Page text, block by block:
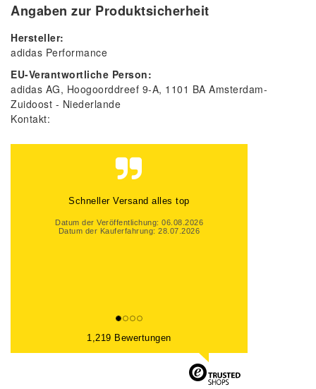
Angaben zur Produktsicherheit
Hersteller:
adidas Performance
EU-Verantwortliche Person:
adidas AG Hoogoorddreef 9-A 1101 BA Amsterdam-
Zuidoost
Niederlande
Kontakt:
Gute Beratung, auch per Mail und super
Datum der Veröffentlichung: 06.08.2026
1,219 Bewertungen